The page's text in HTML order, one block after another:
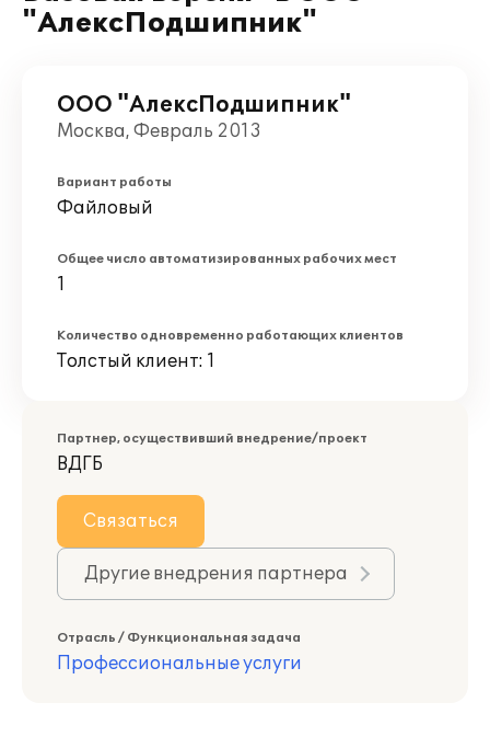
"АлексПодшипник"
ООО "АлексПодшипник"
Москва, Февраль 2013
Вариант работы
Файловый
Общее число автоматизированных рабочих мест
1
Количество одновременно работающих клиентов
Толстый клиент: 1
Партнер, осуществивший внедрение/проект
ВДГБ
Связаться
Другие внедрения партнера
Отрасль / Функциональная задача
Профессиональные услуги